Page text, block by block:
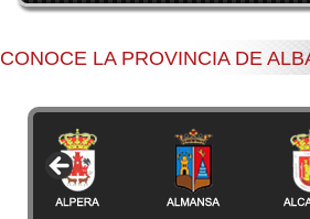
CONOCE LA PROVINCIA DE